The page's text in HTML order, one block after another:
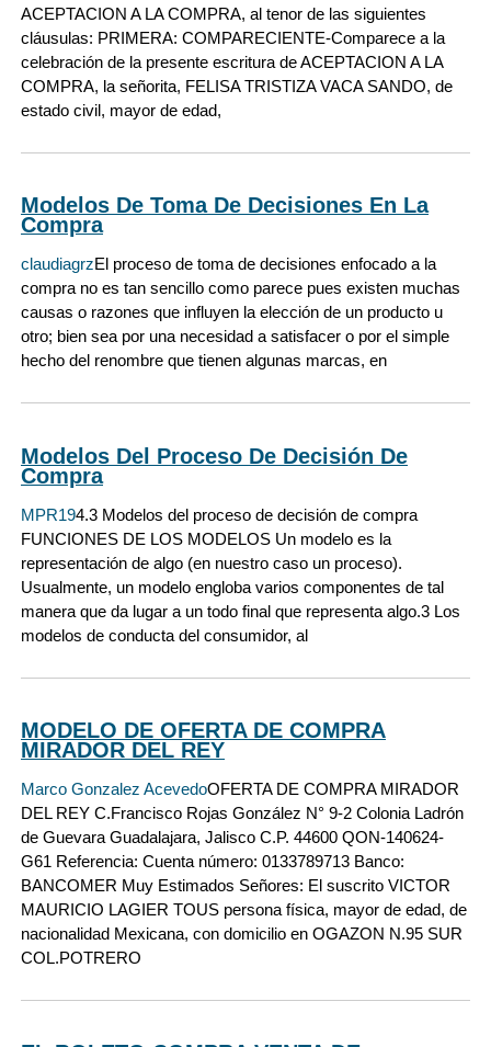
ACEPTACION A LA COMPRA, al tenor de las siguientes
cláusulas: PRIMERA: COMPARECIENTE-Comparece a la
celebración de la presente escritura de ACEPTACION A LA
COMPRA, la señorita, FELISA TRISTIZA VACA SANDO, de
estado civil, mayor de edad,
Modelos De Toma De Decisiones En La
Compra
claudiagrzEl proceso de toma de decisiones enfocado a la
compra no es tan sencillo como parece pues existen muchas
causas o razones que influyen la elección de un producto u
otro; bien sea por una necesidad a satisfacer o por el simple
hecho del renombre que tienen algunas marcas, en
Modelos Del Proceso De Decisión De
Compra
MPR194.3 Modelos del proceso de decisión de compra
FUNCIONES DE LOS MODELOS Un modelo es la
representación de algo (en nuestro caso un proceso).
Usualmente, un modelo engloba varios componentes de tal
manera que da lugar a un todo final que representa algo.3 Los
modelos de conducta del consumidor, al
MODELO DE OFERTA DE COMPRA
MIRADOR DEL REY
Marco Gonzalez AcevedoOFERTA DE COMPRA MIRADOR
DEL REY C.Francisco Rojas González N° 9-2 Colonia Ladrón
de Guevara Guadalajara, Jalisco C.P. 44600 QON-140624-
G61 Referencia: Cuenta número: 0133789713 Banco:
BANCOMER Muy Estimados Señores: El suscrito VICTOR
MAURICIO LAGIER TOUS persona física, mayor de edad, de
nacionalidad Mexicana, con domicilio en OGAZON N.95 SUR
COL.POTRERO